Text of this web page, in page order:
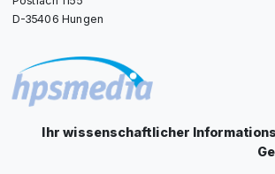
D-35406 Hungen
Ihr wissenschaftlicher